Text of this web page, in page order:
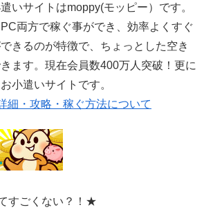
いサイトはmoppy(モッピー）です。
両方で稼ぐ事ができ、効率よくすぐ
きるのが特徴で、ちょっとした空き
ます。現在会員数400万人突破！更に
小遣いサイトです。
細・攻略・稼ぐ方法について
すごくない？！★